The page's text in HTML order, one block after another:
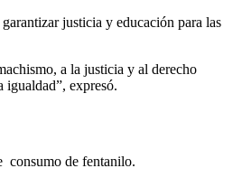
justicia y educación para las
a la justicia y al derecho
igualdad”, expresó.
consumo de fentanilo.